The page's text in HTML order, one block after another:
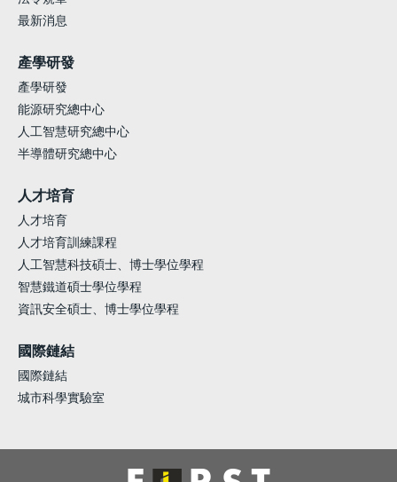
最新消息
產學研發
產學研發
能源研究總中心
人工智慧研究總中心
半導體研究總中心
人才培育
人才培育
人才培育訓練課程
人工智慧科技碩士、博士學位學程
智慧鐵道碩士學位學程
資訊安全碩士、博士學位學程
國際鏈結
國際鏈結
城市科學實驗室